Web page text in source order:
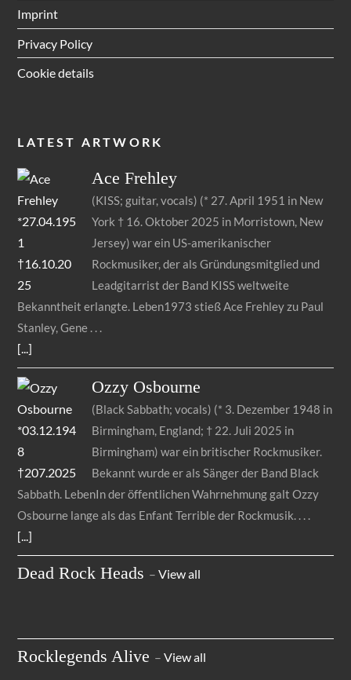
Imprint
Privacy Policy
Cookie details
LATEST ARTWORK
AceFrehley
(KISS; guitar, vocals) (* 27. April 1951 in New
York † 16. Oktober 2025 in Morristown, New
Jersey) war ein US-amerikanischer
Rockmusiker, der als Gründungsmitglied und
Leadgitarrist der Band KISS weltweite
Bekanntheit erlangte. Leben1973 stieß Ace Frehley zu Paul
Stanley, Gene
[...]
Ozzy Osbourne
(Black Sabbath; vocals) (* 3. Dezember 1948 in
Birmingham, England; † 22. Juli 2025 in
Birmingham) war ein britischer Rockmusiker.
Bekannt wurde er als Sänger der Band Black
Sabbath. LebenIn der öffentlichen Wahrnehmung galt Ozzy
Osbourne lange als das Enfant Terrible der Rockmusik.
[...]
Dead Rock Heads –View all
Rocklegends Alive –View all